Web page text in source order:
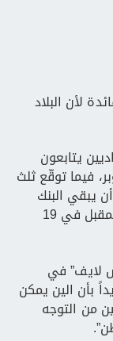
لأن البلاد
يتابعون
أكتوبر، فيما توقّع ثلث
يبقي البنك
على سياسته من دون تغيير في اجتماعه المقبل في 19
لايف” في
بأن الين يمكن
من التوجه